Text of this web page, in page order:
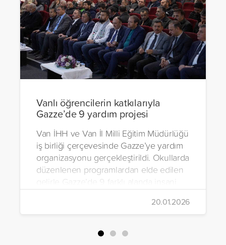
Vanlı öğrencilerin katkılarıyla
Gazze’de 9 yardım projesi
Van İHH ve Van İl Milli Eğitim Müdürlüğü
iş birliği çerçevesinde Gazze’ye yardım
organizasyonu gerçekleştirildi. Okullarda
düzenlenen programlardan elde edilen
gelirle Gazze’de 9 farklı alanda insani
yardım çalışmalarında bulunuldu.
20.01.2026